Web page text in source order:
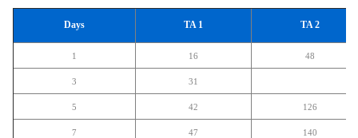
Days TA 1 TA 2
1 16 48
3 31
5 42 126
7 47 140